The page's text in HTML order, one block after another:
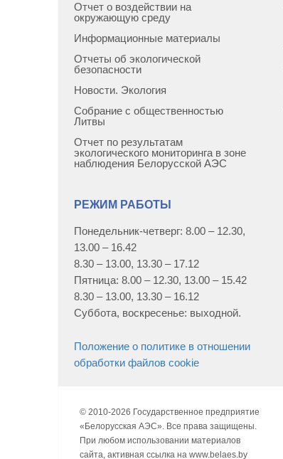
Отчет о воздействии на
окружающую среду
Информационные материалы
Отчеты об экологической
безопасности
Новости. Экология
Собрание с общественностью
Литвы
Отчет по результатам
экологического мониторинга в зоне
наблюдения Белорусской АЭС
РЕЖИМ РАБОТЫ
Понедельник-четверг: 8.00 – 12.30,
13.00 – 16.42
8.30 – 13.00, 13.30 – 17.12
Пятница: 8.00 – 12.30, 13.00 – 15.42
8.30 – 13.00, 13.30 – 16.12
Суббота, воскресенье: выходной.
Положение о политике в отношении
обработки файлов cookie
© 2010-2026 Государственное предприятие
«Белорусская АЭС». Все права защищены.
При любом использовании материалов
сайта, активная ссылка на www.belaes.by